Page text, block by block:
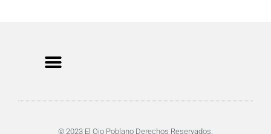
© 2023 El Ojo Poblano Derechos Reservados.